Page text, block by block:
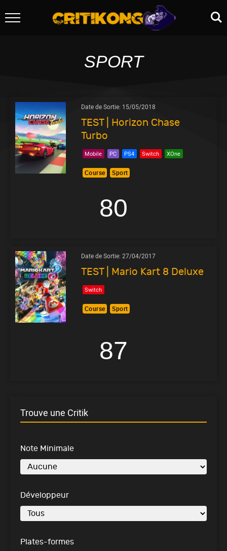
SPORT
Date de Sortie: 15/05/2018
TEST | Horizon Chase
Turbo
Mobile PC PS4 Switch XOne
Course Sport
80
Date de Sortie: 27/04/2017
TEST | Mario Kart 8 Deluxe
Switch
Course Sport
87
Trouve une Critik
Note Minimale
Développeur
Plates-formes